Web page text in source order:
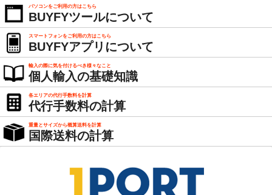
パソコンをご利用の方はこちら
BUYFYツールについて
スマートフォンをご利用の方はこちら
BUYFYアプリについて
輸入の際に気を付けるべき様々なこと
個人輸入の基礎知識
各エリアの代行手数料を計算
代行手数料の計算
重量とサイズから概算送料を計算
国際送料の計算